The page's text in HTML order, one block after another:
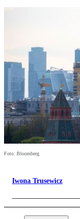
Foto: Bloomberg
Iwona Trusewicz